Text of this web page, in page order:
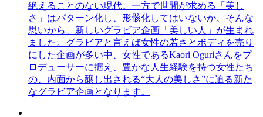
絶えることのない現代。一方で世間が求める「美し
さ」はパターン化し、形骸化してはいないか、そんな
思いから、新しいグラビア企画「美しい人」が生まれ
ました。グラビアと言えば女性の若さとボディを売り
にした企画が多い中、女性であるKaori Oguriさんをプ
ロデューサーに据え、豊かな人生経験を持つ女性たち
の、内面から醸し出される“大人の美しさ”に迫る新た
なグラビア企画となります。